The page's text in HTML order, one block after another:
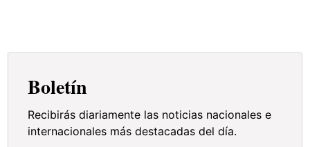
Boletín
Recibirás diariamente las noticias nacionales e
internacionales más destacadas del día.